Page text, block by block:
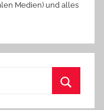
Medien) und alles